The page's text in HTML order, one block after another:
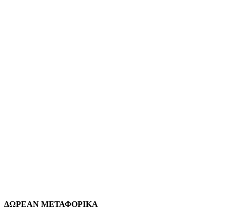
ΔΩΡΕΑΝ ΜΕΤΑΦΟΡΙΚΑ